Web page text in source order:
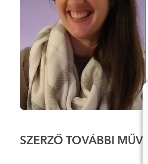
SZERZŐ TOVÁBBI MŰVEI